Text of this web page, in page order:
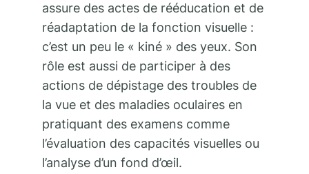
assure des actes de rééducation et de
réadaptation de la fonction visuelle :
c’est un peu le « kiné » des yeux. Son
rôle est aussi de participer à des
actions de dépistage des troubles de
la vue et des maladies oculaires en
pratiquant des examens comme
l’évaluation des capacités visuelles ou
l’analyse d’un fond d’œil.